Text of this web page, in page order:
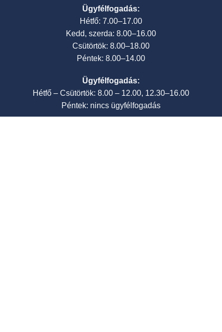
Ügyfélfogadás:
Hétfő: 7.00–17.00
Kedd, szerda: 8.00–16.00
Csütörtök: 8.00–18.00
Péntek: 8.00–14.00
Ügyfélfogadás:
Hétfő – Csütörtök: 8.00 – 12.00, 12.30–16.00
Péntek: nincs ügyfélfogadás